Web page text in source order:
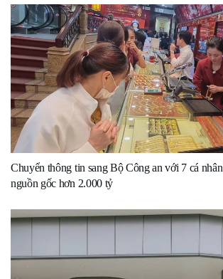
Chuyển thông tin sang Bộ Công an với 7 cá
nguồn gốc hơn 2.000 tỷ